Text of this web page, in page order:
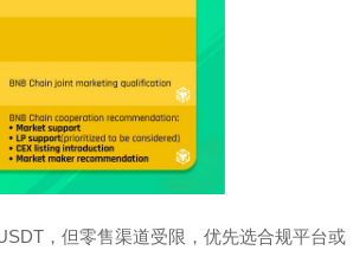
，但零售渠道受限，优先选合规平台或